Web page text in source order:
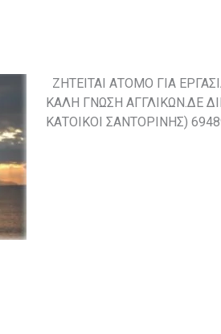
ΖΗΤΕΙΤΑΙ ΑΤΟΜΟ ΓΙΑ
ΚΑΛΗ ΓΝΩΣΗ ΑΓΓΛΙΚΩΝ.ΔΕ
ΚΑΤΟΙΚΟΙ ΣΑΝΤΟΡΙΝΗΣ)